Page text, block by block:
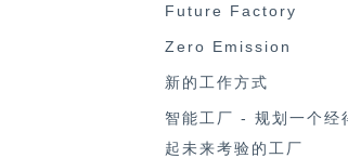
Future Factory
Zero Emission
新的工作方式
智能工厂 - 规划一个经
起未来考验的工厂